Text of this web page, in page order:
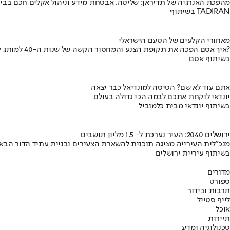
מהפכת האנרגיה של תדיראן: שליטה, אבטחת מידע וניהול אקלים חכם
בשיתוף TADIRAN
מאחורי הקלעים של הטעם הישראלי
איך אסם הפכה את תקופת הצנע והמחסור הקשה של שנות ה-40 למותג לאומי?
בשיתוף אסם
אתם עוד לא שם? הטיסה למונדיאל כבר יצאה
יונדאי לוקחת אתכם לבמה הכי גדולה בעולם
בשיתוף יונדאי מבית כלמוביל
ירושלים 2040: העיר נערכת ל- 1.5 מליון תושבים
מנכ"לית העירייה מציגה תוכנית להשארת הצעירים ובניית עתיד הדור
בשיתוף עיריית ירושלים
מדורים
ספורט
תרבות ובידור
לייף סטייל
אוכל
תיירות
טכנולוגיה ומדע